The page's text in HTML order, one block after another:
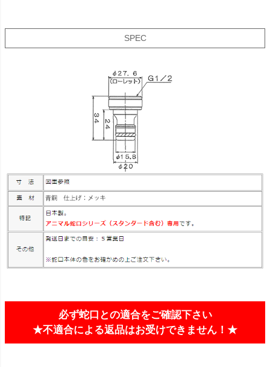
SPEC
必ず蛇口との適合をご確認下さい
★不適合による返品はお受けできません！★